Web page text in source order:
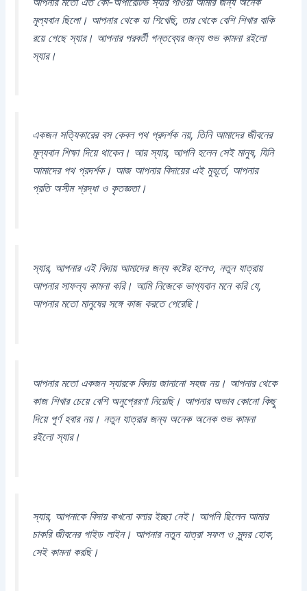
মূল্যবান ছিলো। আপনার থেকে যা শিখেছি, তার থেকে বেশি শিখার বাকি
রয়ে গেছে স্যার। আপনার পরবর্তী গন্তব্যের জন্য শুভ কামনা রইলো
স্যার।
একজন সত্যিকারের বস কেবল পথ প্রদর্শক নয়, তিনি আমাদের জীবনের
মূল্যবান শিক্ষা দিয়ে থাকেন। আর স্যার, আপনি হলেন সেই মানুষ, যিনি
আমাদের পথ প্রদর্শক। আজ আপনার বিদায়ের এই মুহূর্তে, আপনার
প্রতি অসীম শ্রদ্ধা ও কৃতজ্ঞতা।
স্যার, আপনার এই বিদায় আমাদের জন্য কষ্টের হলেও, নতুন যাত্রায়
আপনার সাফল্য কামনা করি। আমি নিজেকে ভাগ্যবান মনে করি যে,
আপনার মতো মানুষের সঙ্গে কাজ করতে পেরেছি।
আপনার মতো একজন স্যারকে বিদায় জানানো সহজ নয়। আপনার থেকে
কাজ শিখার চেয়ে বেশি অনুপ্রেরণা নিয়েছি। আপনার অভাব কোনো কিছু
দিয়ে পূর্ণ হবার নয়। নতুন যাত্রার জন্য অনেক অনেক শুভ কামনা
রইলো স্যার।
স্যার, আপনাকে বিদায় কখনো বলার ইচ্ছা নেই। আপনি ছিলেন আমার
চাকরি জীবনের গাইড লাইন। আপনার নতুন যাত্রা সফল ও সুন্দর হোক,
সেই কামনা করছি।